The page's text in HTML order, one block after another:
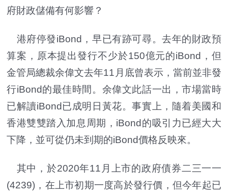
府財政儲備有何影響？
港府停發iBond，早已有跡可尋。去年的財政預
算案，原本提出發行不少於150億元的iBond，但
金管局總裁余偉文去年11月底曾表示，當前並非發
行iBond的最佳時間。余偉文此話一出，市場當時
已解讀iBond已成明日黃花。事實上，隨着美國和
香港雙雙踏入加息周期，iBond的吸引力已經大大
下降，並可從仍未到期的iBond價格反映來。
其中，於2020年11月上市的政府債券二三一一
(4239)，在上市初期一度高於發行價，但今年起已